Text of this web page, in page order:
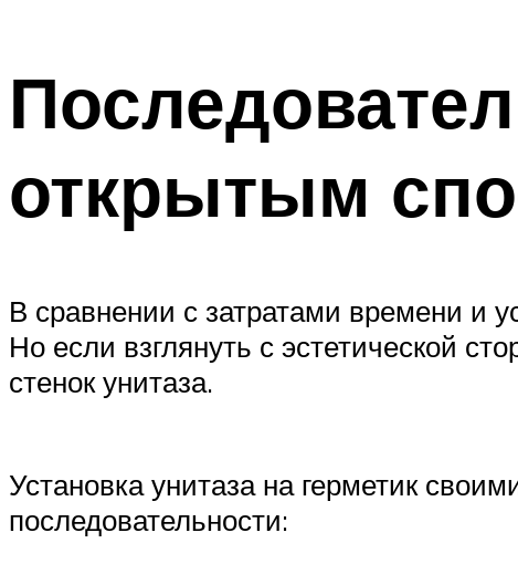
открытым
В сравнении с затратами времени и
Но если взглянуть с эстетической
стенок унитаза.
Установка унитаза на герметик
последовательности: